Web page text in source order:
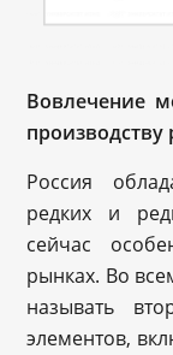
Вовлечение
Россия
редких и
сейчас
рынках. Во
называть
элементов,